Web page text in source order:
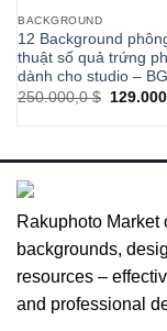
BACKGROUND
12 Background
thuật số quả trứng
dành cho studio –
250.000,0$ Original
Rakuphoto Market
backgrounds,
resources –
and professional